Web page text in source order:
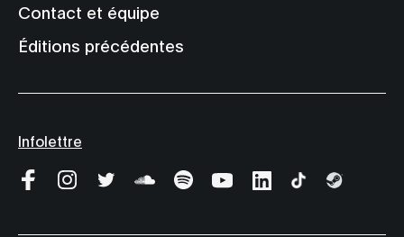
Contact et équipe
Éditions précédentes
Infolettre